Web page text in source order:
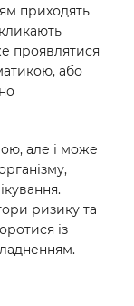
приходять
проявлятися
або
але і може
ризику та
із